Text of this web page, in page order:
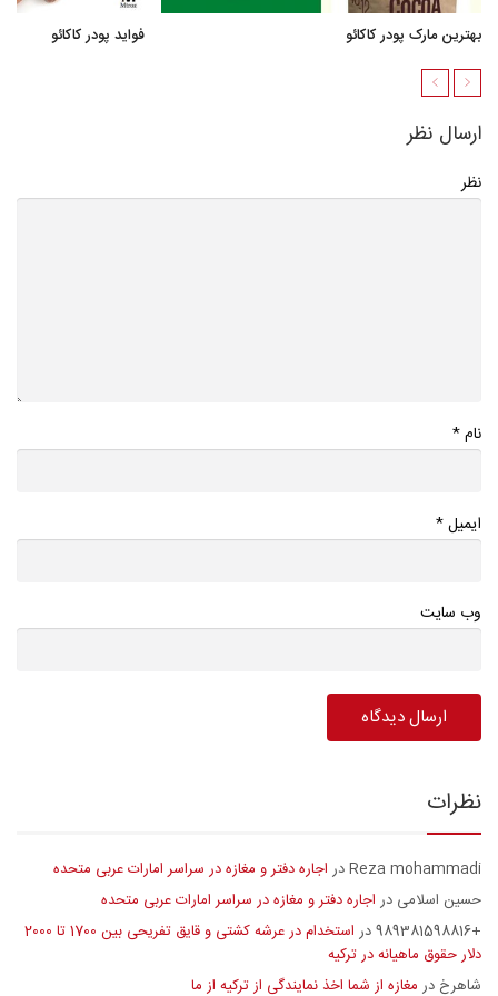
بهترین مارک پودر کاکائو فواید پودر کاکائو
ارسال نظر
نظر
نام*
ایمیل*
وب سایت
نظرات
Reza mohammadiدر اجاره دفتر و مغازه در سراسر امارات عربی متحده
حسین اسلامی در اجاره دفتر و مغازه در سراسر امارات عربی متحده
+989381598816
در
استخدام در عرشه کشتی و قایق تفریحی بین 1700 تا 2000
دلار حقوق ماهیانه در ترکیه
شاهرخ در مغازه از شما اخذ نمایندگی از ترکیه از ما